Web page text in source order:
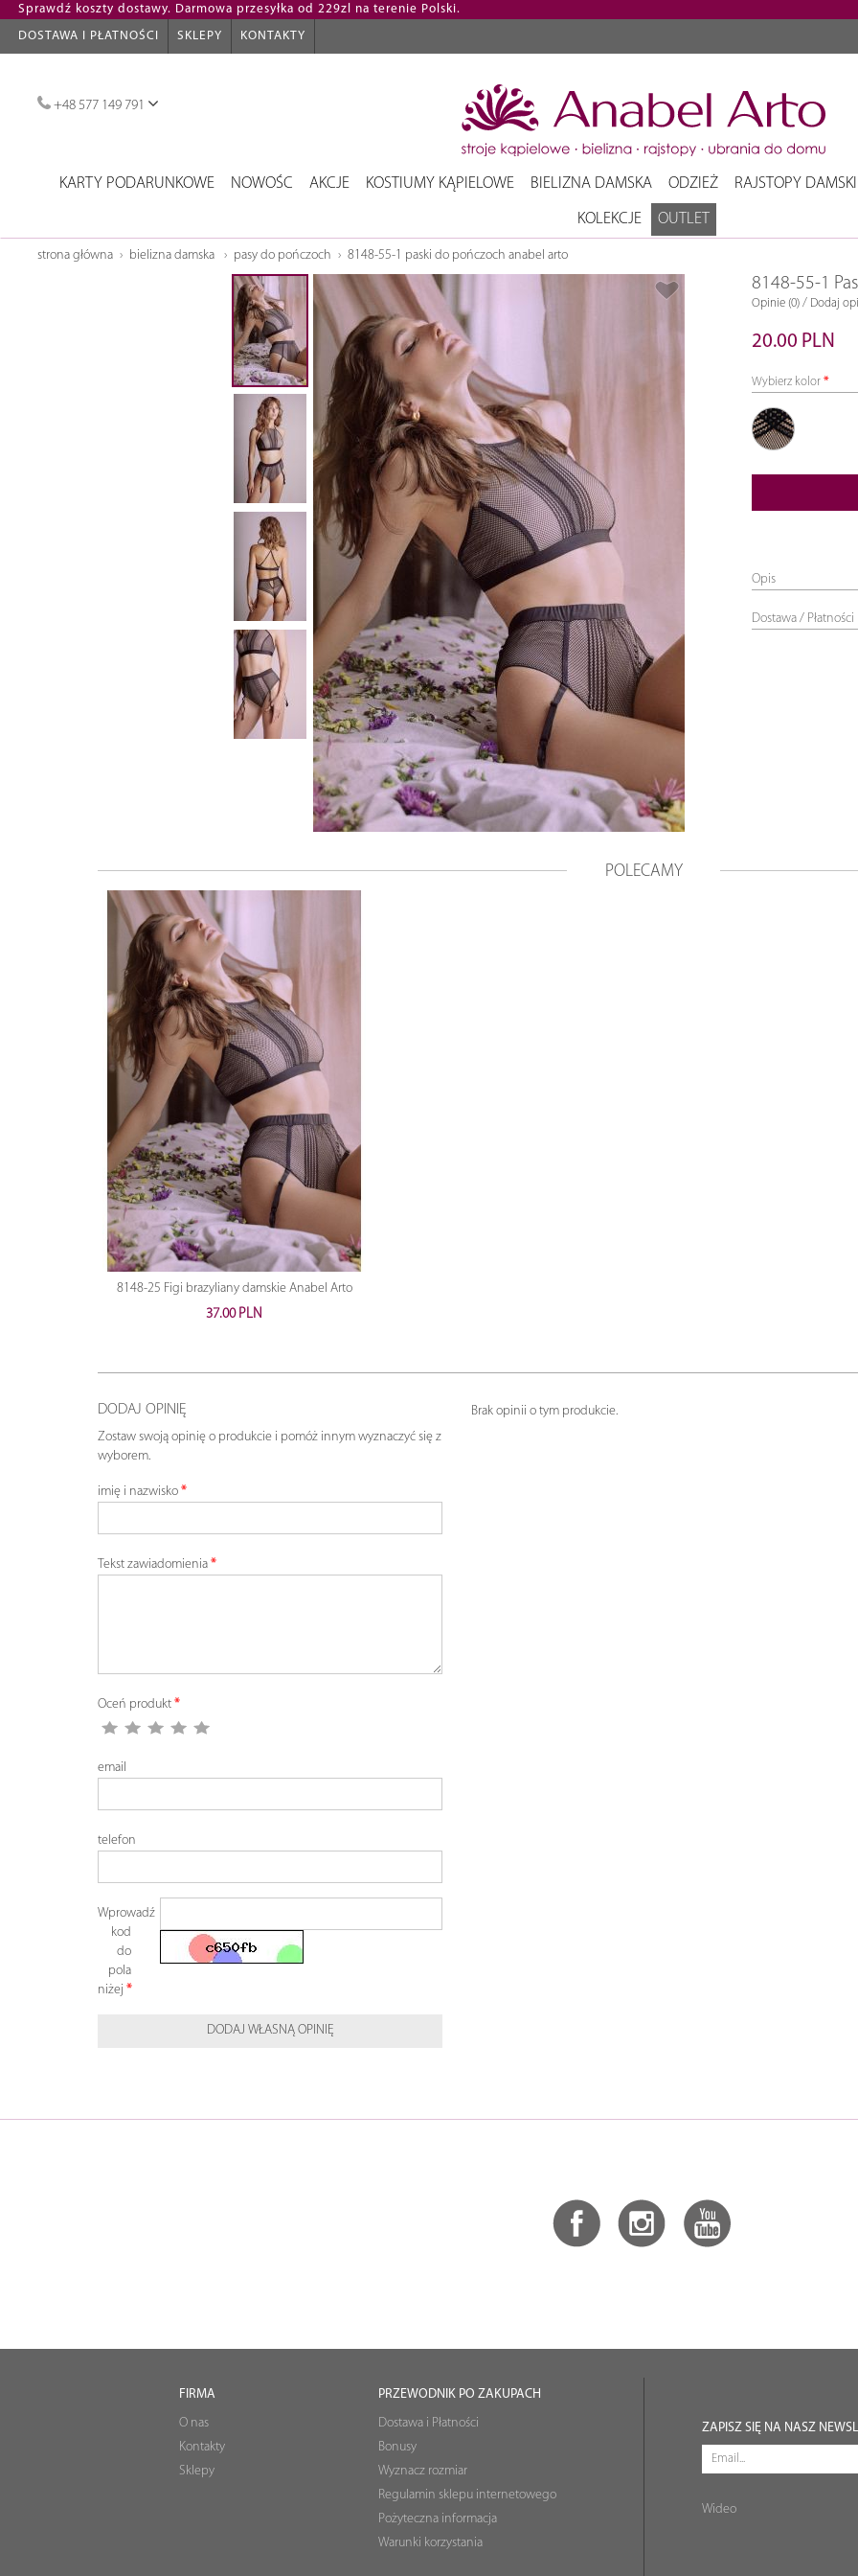
Sprawdź koszty dostawy. Darmowa przesyłka od 229zl na terenie Polski.
DOSTAWA I PŁATNOŚCI SKLEPY KONTAKTY
+48 577 149 791
KARTY PODARUNKOWE NOWOŚC AKCJE KOSTIUMY KĄPIELOWE BIELIZNA DAMSKA ODZIEŻ RAJSTOPY
KOLEKCJE OUTLET
strona główna bielizna damska pasy do pończoch 8148-55-1 paski do pończoch anabel arto
8148-55-1
Opinie (0)/ Dodaj
20.00 PLN
Wybierz kolor
Opis
Dostawa / Płatności
POLECAMY
8148-25 Figi brazyliany damskie Anabel Arto
37.00 PLN
DODAJ OPINIĘ
Zostaw swoją opinię o produkcie i pomóż innym wyznaczyć się z
wyborem.
imię i nazwisko
Tekst zawiadomienia
Oceń produkt
email
telefon
Wprowadź
kod
do
pola
niżej
DODAJ WŁASNĄ OPINIĘ
Brak opinii o tym produkcie.
FIRMA
O nas
Kontakty
Sklepy
PRZEWODNIK PO ZAKUPACH
Dostawa i Płatności
Bonusy
Wyznacz rozmiar
Regulamin sklepu internetowego
Pożyteczna informacja
Warunki korzystania
ZAPISZ SIĘ NA NASZ
Wideo